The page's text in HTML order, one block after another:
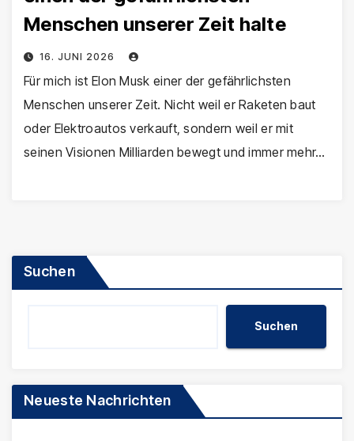
Menschen unserer Zeit halte
16. JUNI 2026
Für mich ist Elon Musk einer der gefährlichsten
Menschen unserer Zeit. Nicht weil er Raketen baut
oder Elektroautos verkauft, sondern weil er mit
seinen Visionen Milliarden bewegt und immer mehr…
Suchen
Suchen
Neueste Nachrichten